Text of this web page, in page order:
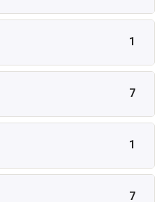
1
7
1
7